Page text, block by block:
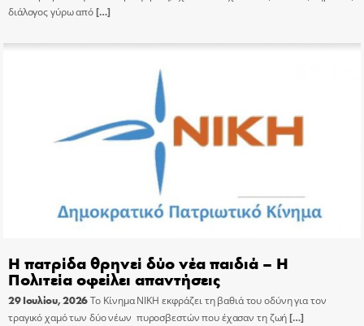
διάλογος γύρω από[…]
Η πατρίδα θρηνεί δύο νέα παιδιά – Η
Πολιτεία οφείλει απαντήσεις
29 Ιουλίου, 2026Το Κίνημα ΝΙΚΗ εκφράζει τη βαθιά του οδύνη για τον
τραγικό χαμό των δύο νέων πυροσβεστών που έχασαν τη ζωή[…]